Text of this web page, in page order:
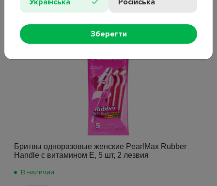
38.20₴
Бритвы одноразовые женские PearlMax Rubber
Handle с витамином E, 5 шт, 2 лезвия
В наличии
Зберегти